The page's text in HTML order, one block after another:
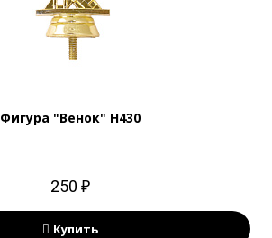
Фигура "Венок" H430
250 ₽
Купить